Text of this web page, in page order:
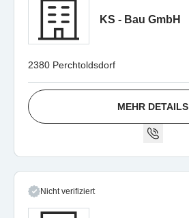
KS - Bau GmbH
2380 Perchtoldsdorf
MEHR DETAILS
Nicht verifiziert